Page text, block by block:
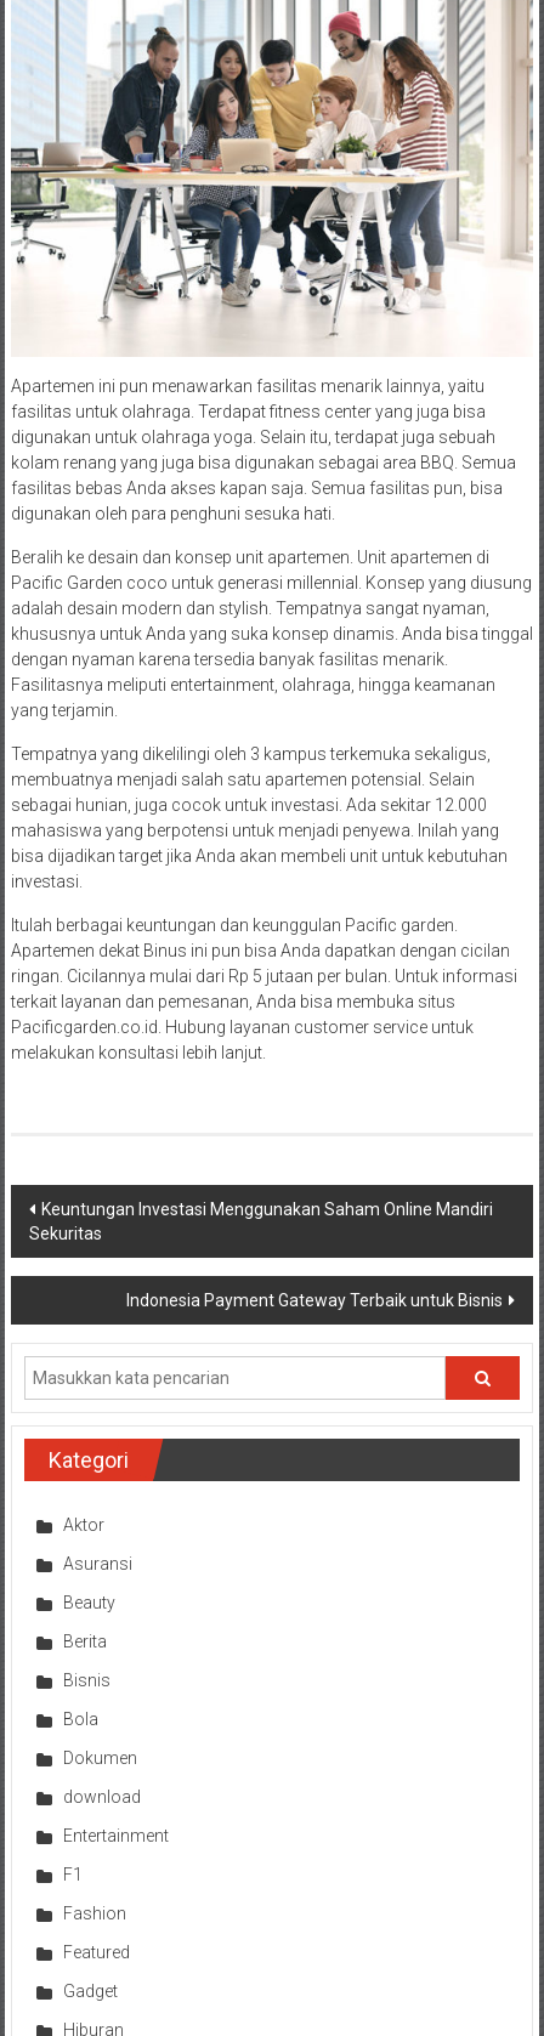
Apartemen ini pun menawarkan fasilitas menarik lainnya, yaitu
fasilitas untuk olahraga. Terdapat fitness center yang juga bisa
digunakan untuk olahraga yoga. Selain itu, terdapat juga sebuah
kolam renang yang juga bisa digunakan sebagai area BBQ. Semua
fasilitas bebas Anda akses kapan saja. Semua fasilitas pun, bisa
digunakan oleh para penghuni sesuka hati.
Beralih ke desain dan konsep unit apartemen. Unit apartemen di
Pacific Garden coco untuk generasi millennial. Konsep yang diusung
adalah desain modern dan stylish. Tempatnya sangat nyaman,
khususnya untuk Anda yang suka konsep dinamis. Anda bisa tinggal
dengan nyaman karena tersedia banyak fasilitas menarik.
Fasilitasnya meliputi entertainment, olahraga, hingga keamanan
yang terjamin.
Tempatnya yang dikelilingi oleh 3 kampus terkemuka sekaligus,
membuatnya menjadi salah satu apartemen potensial. Selain
sebagai hunian, juga cocok untuk investasi. Ada sekitar 12.000
mahasiswa yang berpotensi untuk menjadi penyewa. Inilah yang
bisa dijadikan target jika Anda akan membeli unit untuk kebutuhan
investasi.
Itulah berbagai keuntungan dan keunggulan Pacific garden.
Apartemen dekat Binus ini pun bisa Anda dapatkan dengan cicilan
ringan. Cicilannya mulai dari Rp 5 jutaan per bulan. Untuk informasi
terkait layanan dan pemesanan, Anda bisa membuka situs
Pacificgarden.co.id. Hubung layanan customer service untuk
melakukan konsultasi lebih lanjut.
Navigasi
pos
Keuntungan Investasi Menggunakan Saham Online Mandiri
Sekuritas
Indonesia Payment Gateway Terbaik untuk Bisnis
Kategori
Aktor
Asuransi
Beauty
Berita
Bisnis
Bola
Dokumen
download
Entertainment
F1
Fashion
Featured
Gadget
Hiburan